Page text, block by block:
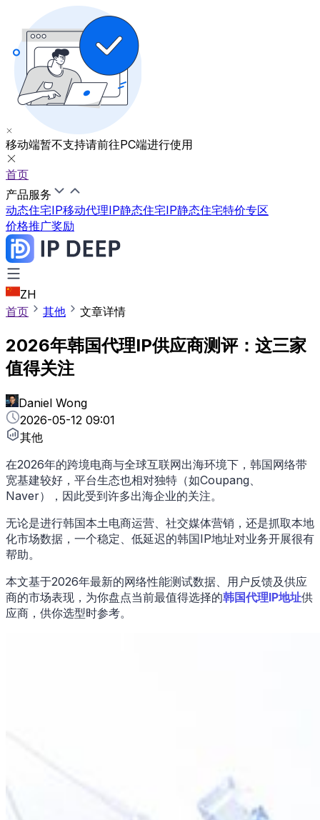
移动端暂不支持请前往PC端进行使用
首页
产品服务
动态住宅IP移动代理IP静态住宅IP静态住宅特价专区
价格推广奖励
ZH
首页
其他 文章详情
2026年韩国代理IP供应商测评：这三家
值得关注
Daniel Wong
2026-05-12 09:01
其他
在2026年的跨境电商与全球互联网出海环境下，韩国网络带
宽基建较好，平台生态也相对独特（如Coupang、
Naver），因此受到许多出海企业的关注。
无论是进行韩国本土电商运营、社交媒体营销，还是抓取本地
化市场数据，一个稳定、低延迟的韩国IP地址对业务开展很有
帮助。
本文基于2026年最新的网络性能测试数据、用户反馈及供应
商的市场表现，为你盘点当前最值得选择的韩国代理IP地址供
应商，供你选型时参考。